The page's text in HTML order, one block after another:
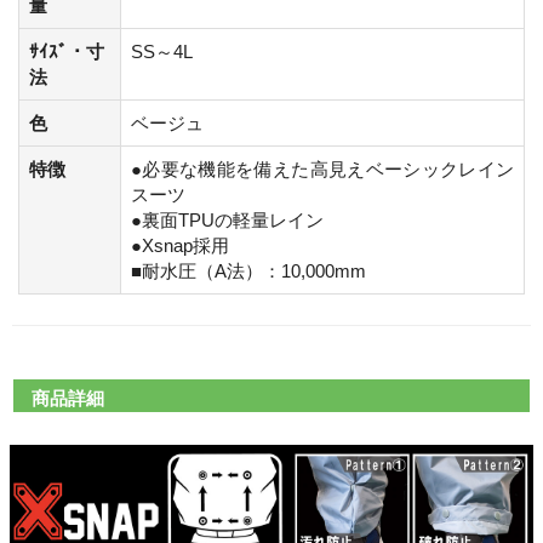
量
ｻｲｽﾞ・寸
法
SS～4L
色 ベージュ
特徴
●必要な機能を備えた高見えベーシックレイン
スーツ
●裏面TPUの軽量レイン
●Xsnap採用
■耐水圧（A法）：10,000mm
商品詳細